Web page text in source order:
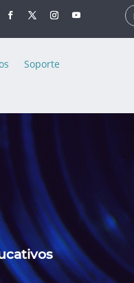
Soporte